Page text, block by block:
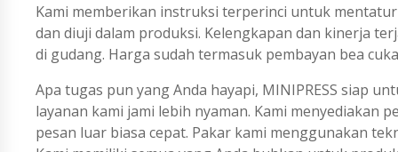
Kami memberikan instruksi terperinci untuk
dan diuji dalam produksi. Kelengkapan dan kinerja
di gudang. Harga sudah termasuk pembayan bea
Apa tugas pun yang Anda hayapi, MINIPRESS siap
layanan kami jami lebih nyaman. Kami menyediakan
pesan luar biasa cepat. Pakar kami menggunakan